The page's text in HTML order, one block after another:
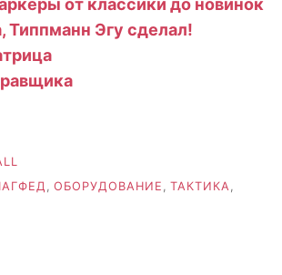
от классики до новинок
Типпманн Эгу сделал!
ОБОРУДОВАНИЕ ТАКТИКА